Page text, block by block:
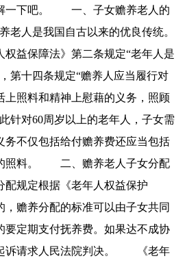
一下吧。 一、子女赡养老人的
人是我国自古以来的优良传统。
权益保障法》第二条规定“老年人是
第十四条规定“赡养人应当履行对
上照料和精神上慰藉的义务，照顾
针对60周岁以上的老年人，子女需
务不仅包括给付赡养费还应当包括
照料。 二、赡养老人子女分配
规定根据《老年人权益保护
赡养分配的标准可以由子女共同
要定期支付抚养费。如果达不成协
诉请求人民法院判决。 《老年